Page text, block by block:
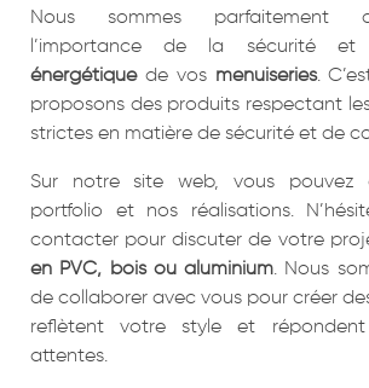
Nous sommes parfaitement
l’importance de la sécurité
énergétiquede vos menuiseries.
proposons des produits respectant
strictes en matière de sécurité et de
Sur notre site web, vous pouvez
portfolio et nos réalisations.
contacter pour discuter de votre
en PVC, bois ou aluminium. Nous
de collaborer avec vous pour créer
reflètent votre style et
attentes.